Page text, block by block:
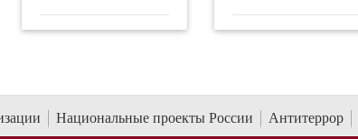
Национальные проекты России Антитеррор